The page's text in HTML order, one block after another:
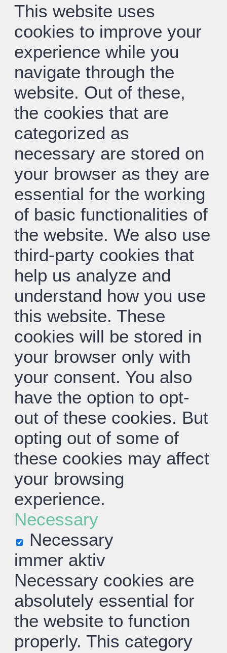
This website uses
cookies to improve your
experience while you
navigate through the
website. Out of these,
the cookies that are
categorized as
necessary are stored on
your browser as they are
essential for the working
of basic functionalities of
the website. We also use
third-party cookies that
help us analyze and
understand how you use
this website. These
cookies will be stored in
your browser only with
your consent. You also
have the option to opt-
out of these cookies. But
opting out of some of
these cookies may affect
your browsing
experience.
Necessary
Necessary
immer aktiv
Necessary cookies are
absolutely essential for
the website to function
properly. This category